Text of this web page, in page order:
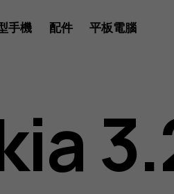
手機 配件 平板電腦